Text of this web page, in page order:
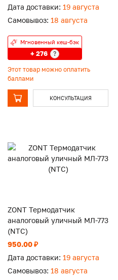
Дата доставки: 19 августа
Самовывоз: 18 августа
Мгновенный кеш-бэк
+ 276 ?
Этот товар можно оплатить
баллами
КОНСУЛЬТАЦИЯ
ZONT Термодатчик
аналоговый уличный МЛ-773
(NTC)
950.00 ₽
Дата доставки: 19 августа
Самовывоз: 18 августа